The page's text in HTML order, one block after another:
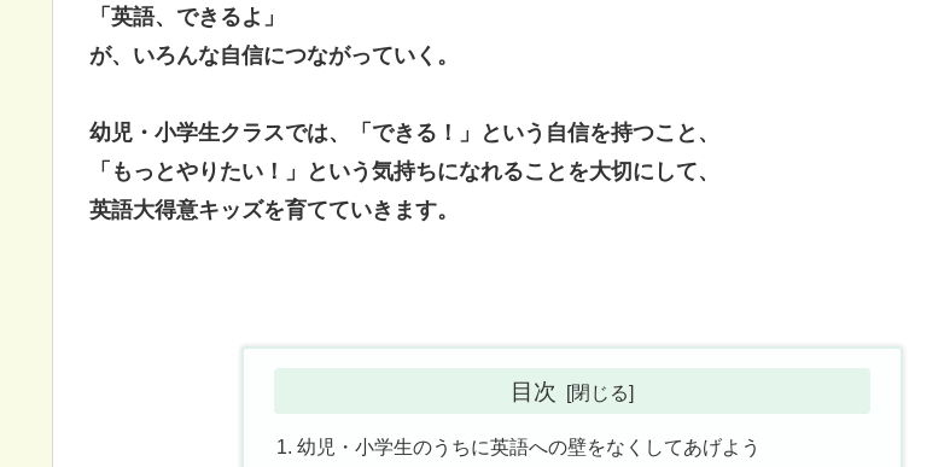
「英語、できるよ」
が、いろんな自信につながっていく。
幼児・小学生クラスでは、「できる！」という自信を持つこと、
「もっとやりたい！」という気持ちになれることを大切にして、
英語大得意キッズを育てていきます。
目次
幼児・小学生のうちに英語への壁をなくしてあげよう